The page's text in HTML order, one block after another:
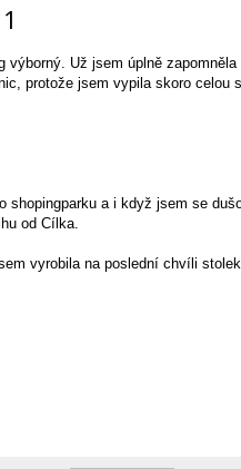
výborný. Už jsem úplně
protože jsem vypila skoro celou
shopingparku a i když jsem se
od Cílka.
vyrobila na poslední chvíli